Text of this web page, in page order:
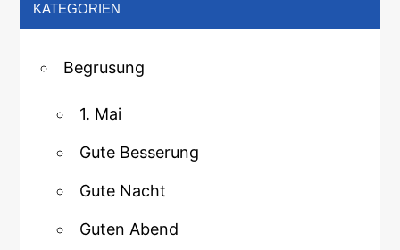
KATEGORIEN
Begrusung
1. Mai
Gute Besserung
Gute Nacht
Guten Abend